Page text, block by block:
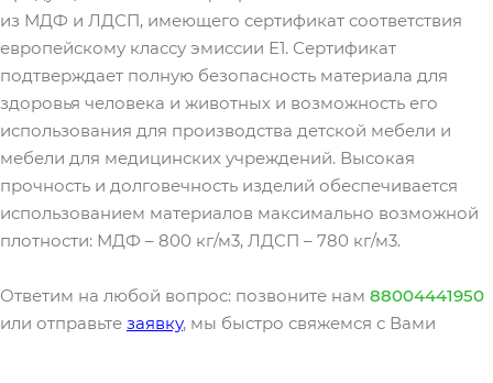
из МДФ и ЛДСП, имеющего сертификат соответствия
европейскому классу эмиссии Е1. Сертификат
подтверждает полную безопасность материала для
здоровья человека и животных и возможность его
использования для производства детской мебели и
мебели для медицинских учреждений. Высокая
прочность и долговечность изделий обеспечивается
использованием материалов максимально возможной
плотности: МДФ – 800 кг/м3, ЛДСП – 780 кг/м3.
Ответим на любой вопрос: позвоните нам 88004441950
или отправьте заявку, мы быстро свяжемся с Вами